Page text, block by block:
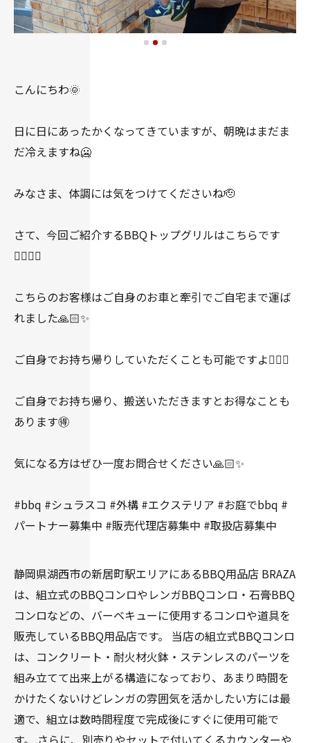
こんにちわ🌞
日に日にあったかくなってきていますが、朝晩はまだま
だ冷えますね🥶
みなさま、体調には気をつけてくださいね🫡
さて、今回ご紹介するBBQトップグリルはこちらです
💁🏻‍♀️✨
こちらのお客様はご自身のお車と牽引でご自宅まで運ば
れました🙏🏻✨
ご自身でお持ち帰りしていただくことも可能ですよ👌🏻✨
ご自身でお持ち帰り、搬送いただきますとお得なことも
あります🉐
気になる方はぜひ一度お問合せください🙏🏻✨
#bbq #シュラスコ #外構 #エクステリア #お庭でbbq #
パートナー募集中 #販売代理店募集中 #取扱店募集中
静岡県湖西市の新居町駅エリアにあるBBQ用品店 BRAZA
は、組立式のBBQコンロやレンガBBQコンロ・石膏BBQ
コンロなどの、バーベキューに使用するコンロや道具を
販売しているBBQ用品店です。 当店の組立式BBQコンロ
は、コンクリート・耐火材火鉢・ステンレスのパーツを
組み立てて出来上がる構造になっており、あまり時間を
かけたくないけどレンガの雰囲気を活かしたい方には最
適で、組立は数時間程度で完成後にすぐに使用可能で
す。 さらに、別売りやセットで付いてくるカウンターや